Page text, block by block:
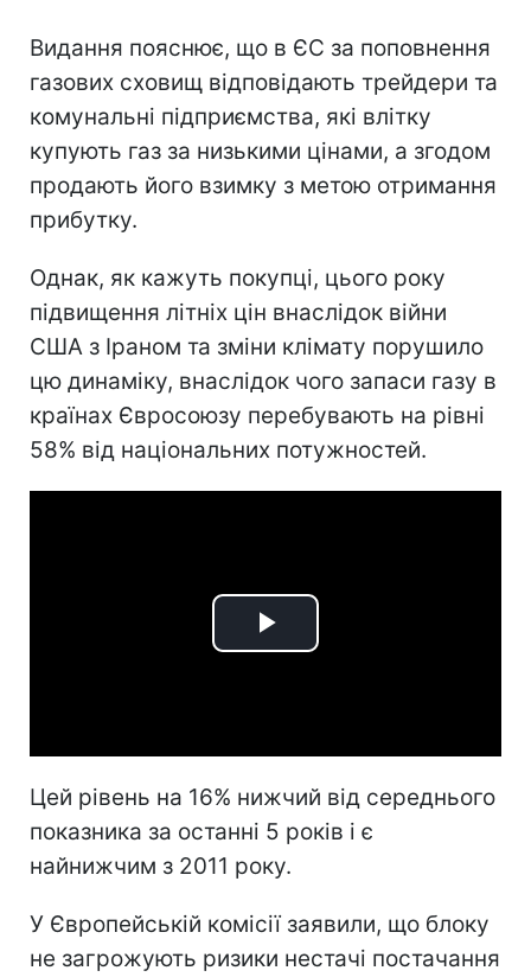
Видання пояснює, що в ЄС за поповнення
газових сховищ відповідають трейдери та
комунальні підприємства, які влітку
купують газ за низькими цінами, а згодом
продають його взимку з метою отримання
прибутку.
Однак, як кажуть покупці, цього року
підвищення літніх цін внаслідок війни
США з Іраном та зміни клімату порушило
цю динаміку, внаслідок чого запаси газу в
країнах Євросоюзу перебувають на рівні
58% від національних потужностей.
Play
Цей рівень на 16% нижчий від середнього
показника за останні 5 років і є
найнижчим з 2011 року.
У Європейській комісії заявили, що блоку
не загрожують ризики нестачі постачання